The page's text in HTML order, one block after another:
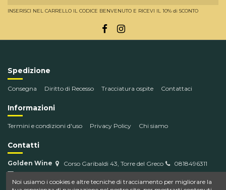
INSERISCI NEL CARRELLO IL CODICE BENVENUTO E RICEVI IL 10% di SCONTO
Spedizione
Consegna Diritto di Recesso Tracciatura ospite Contattaci
Informazioni
Termini e condizioni d'uso Privacy Policy Chi siamo
Contatti
Golden Wine Corso Garibaldi 43, Torre del Greco
0818496311
info@goldenwine.com
Noi usiamo i cookies e altre tecniche di tracciamento per migliorare la